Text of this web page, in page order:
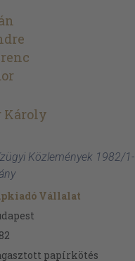
Károly
Közlemények 1982/1-
Vállalat
papírkötés